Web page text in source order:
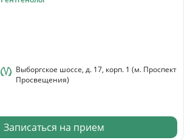
Выборгское шоссе, д. 17, корп. 1 (м. Проспект
Просвещения)
Записаться на прием